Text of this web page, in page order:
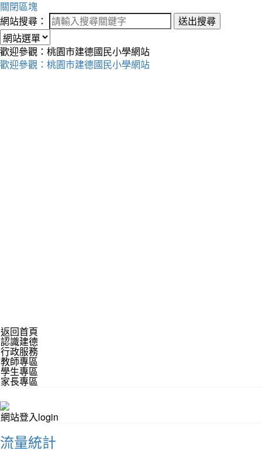
關閉區塊
網站搜尋：
送出搜尋
歡迎參觀：桃園市建德國民小學網站
歡迎參觀：桃園市建德國民小學網站
返回首頁
認識建德
行政服務
教師專區
學生專區
家長專區
網站登入login
流量統計